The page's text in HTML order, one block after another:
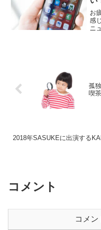
お
感
ニ
孤
喫
2018年SASUKEに出演する
コメント
コメン